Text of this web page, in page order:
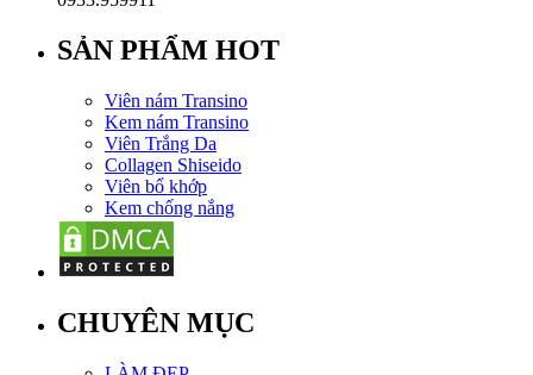
SẢN PHẨM HOT
Viên nám Transino
Kem nám Transino
Viên Trắng Da
Collagen Shiseido
Viên bổ khớp
Kem chống nắng
CHUYÊN MỤC